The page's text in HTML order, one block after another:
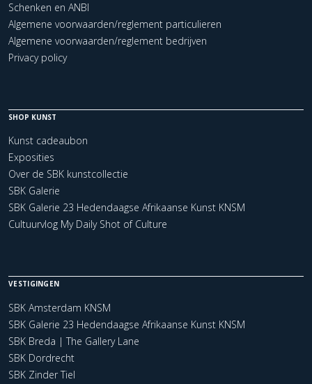
Schenken en ANBI
Algemene voorwaarden/reglement particulieren
Algemene voorwaarden/reglement bedrijven
Privacy policy
SHOP KUNST
Kunst cadeaubon
Exposities
Over de SBK kunstcollectie
SBK Galerie
SBK Galerie 23 Hedendaagse Afrikaanse Kunst KNSM
Cultuurvlog My Daily Shot of Culture
VESTIGINGEN
SBK Amsterdam KNSM
SBK Galerie 23 Hedendaagse Afrikaanse Kunst KNSM
SBK Breda | The Gallery Lane
SBK Dordrecht
SBK Zinder Tiel